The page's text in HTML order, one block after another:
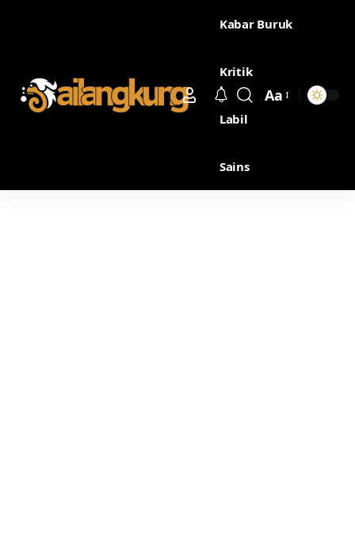
Kabar Buruk
Kritik
Labil
Sains
Aa